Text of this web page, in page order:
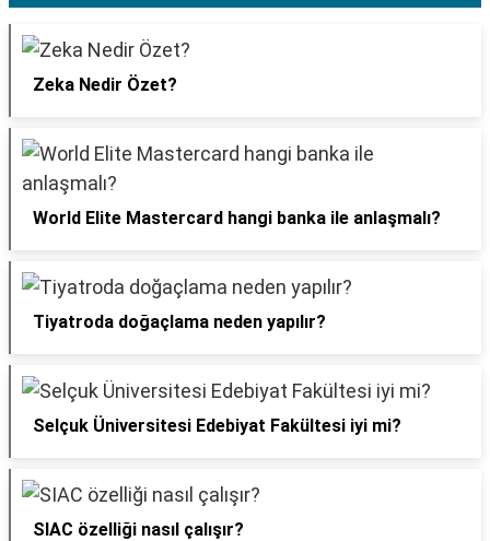
Zeka Nedir Özet?
World Elite Mastercard hangi banka ile anlaşmalı?
Tiyatroda doğaçlama neden yapılır?
Selçuk Üniversitesi Edebiyat Fakültesi iyi mi?
SIAC özelliği nasıl çalışır?